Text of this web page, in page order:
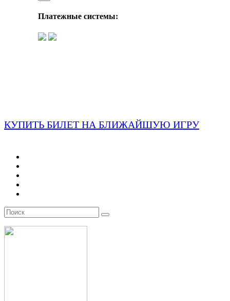
Платежные системы:
КУПИТЬ БИЛЕТ НА БЛИЖАЙШУЮ ИГРУ